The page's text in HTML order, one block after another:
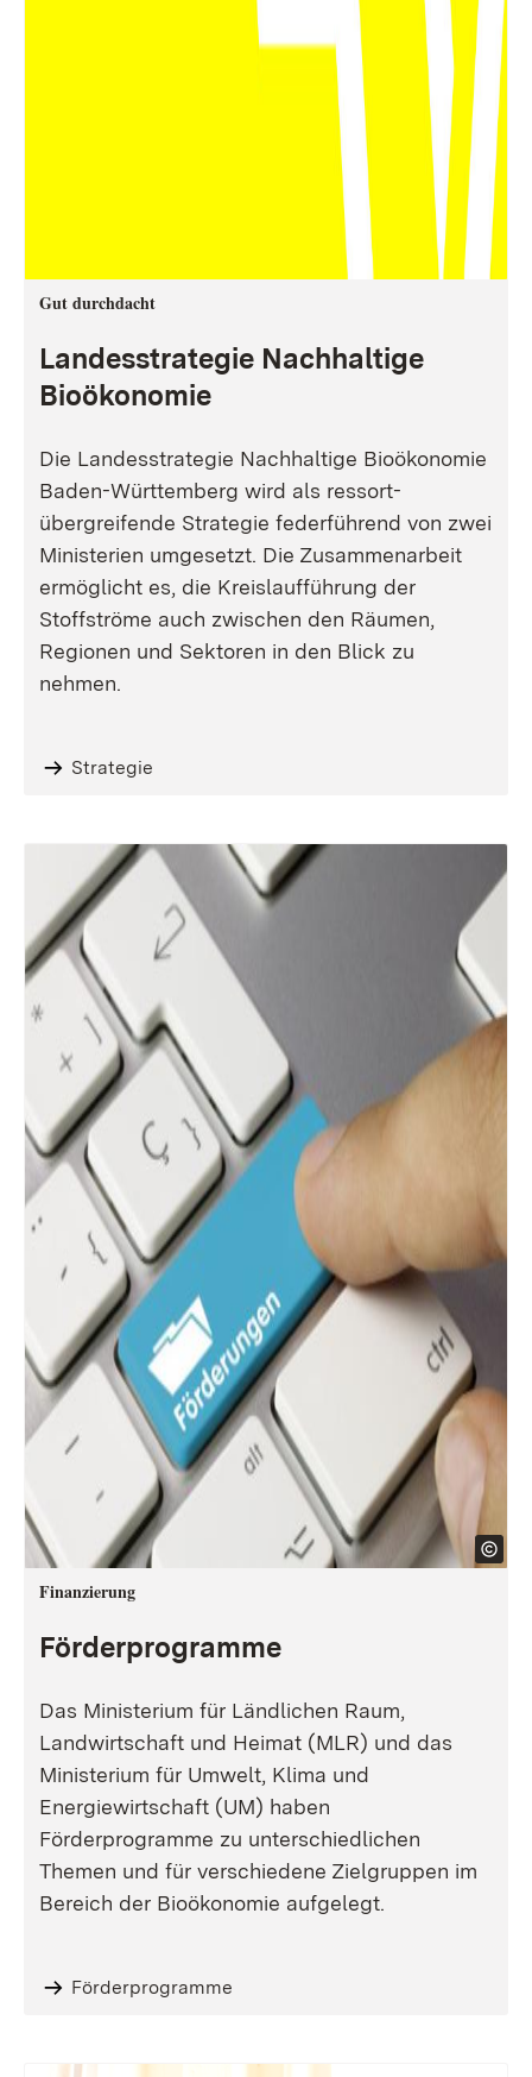
Gut durchdacht
Landesstrategie Nachhaltige
Bioökonomie
Die Landesstrategie Nachhaltige Bioökonomie
Baden-Württemberg wird als ressort-
übergreifende Strategie federführend von zwei
Ministerien umgesetzt. Die Zusammenarbeit
ermöglicht es, die Kreislaufführung der
Stoffströme auch zwischen den Räumen,
Regionen und Sektoren in den Blick zu
nehmen.
Strategie
Finanzierung
Förderprogramme
Das Ministerium für Ländlichen Raum,
Landwirtschaft und Heimat (MLR) und das
Ministerium für Umwelt, Klima und
Energiewirtschaft (UM) haben
Förderprogramme zu unterschiedlichen
Themen und für verschiedene Zielgruppen im
Bereich der Bioökonomie aufgelegt.
Förderprogramme